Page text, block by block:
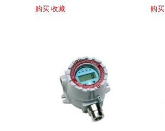
购买 收藏 购买